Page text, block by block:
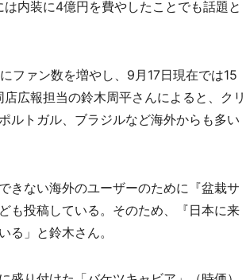
内装に4億円を費やしたことでも話題と
ファン数を増やし、9月17日現在では15
広報担当の鈴木周平さんによると、クリ
ルトガル、ブラジルなど海外からも多い
きない海外のユーザーのために『盆栽サ
も投稿している。そのため、『日本に来
」と鈴木さん。